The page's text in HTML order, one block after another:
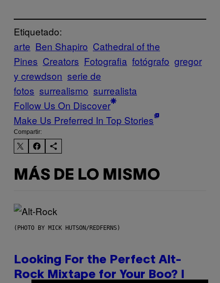
Etiquetado:
arte Ben Shapiro Cathedral of the
Pines Creators Fotografia fotógrafo gregor
y crewdson serie de
fotos surrealismo surrealista
Follow Us On Discover
Make Us Preferred In Top Stories
Compartir:
MÁS DE LO MISMO
(PHOTO BY MICK HUTSON/REDFERNS)
Looking For the Perfect Alt-
Rock Mixtape for Your Boo? I